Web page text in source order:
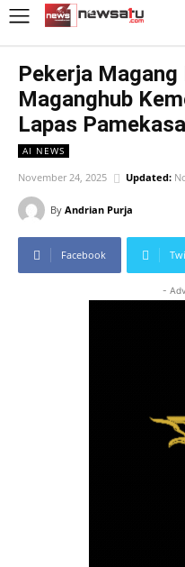
Pekerja
Maganghub
Lapas
AI NEWS
November 24, 2025 Updated:
By Andrian Purja
Facebook
-